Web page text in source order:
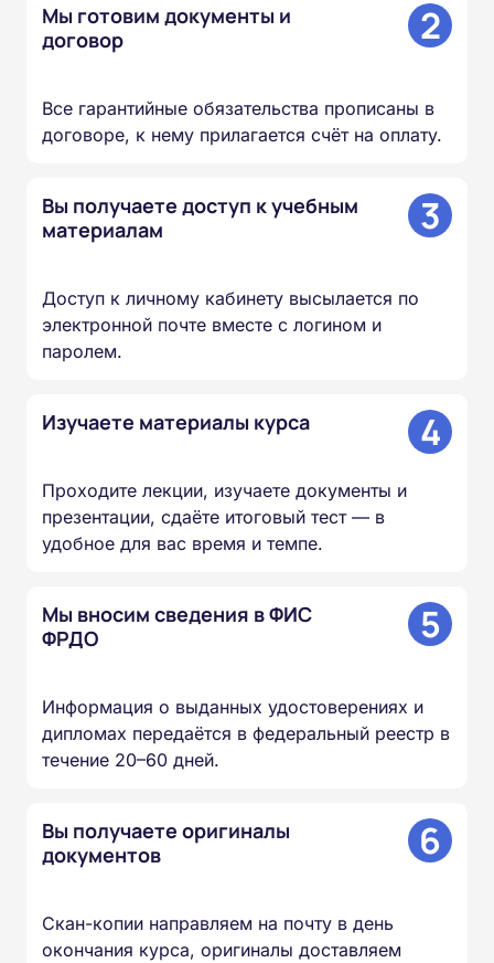
Мы готовим документы и
договор
2
Все гарантийные обязательства прописаны в
договоре, к нему прилагается счёт на оплату.
Вы получаете доступ к учебным
материалам
3
Доступ к личному кабинету высылается по
электронной почте вместе с логином и
паролем.
Изучаете материалы курса 4
Проходите лекции, изучаете документы и
презентации, сдаёте итоговый тест — в
удобное для вас время и темпе.
Мы вносим сведения в ФИС
ФРДО
5
Информация о выданных удостоверениях и
дипломах передаётся в федеральный реестр в
течение 20–60 дней.
Вы получаете оригиналы
документов
6
Скан-копии направляем на почту в день
окончания курса, оригиналы доставляем